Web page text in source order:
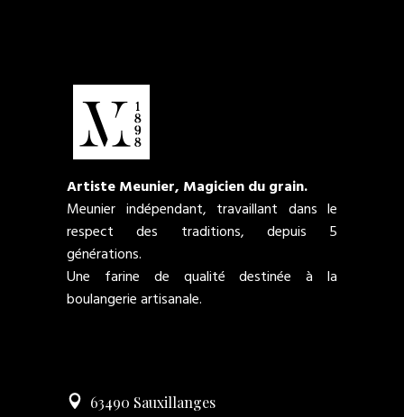
Artiste Meunier, Magicien du grain.
Meunier indépendant, travaillant dans le
respect des traditions, depuis 5
générations.
Une farine de qualité destinée à la
boulangerie artisanale.
63490 Sauxillanges